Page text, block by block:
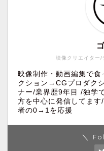
映像クリエイター/
映像制作・動画編集で
クション→CGプロダク
ナー/業界歴9年目 /独学
方を中心に発信してま
者の0→1を応援
＼